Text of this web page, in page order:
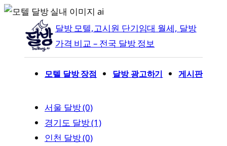
콘
달방 모텔,고시원 단기임대 월세, 달방
가격 비교 – 전국 달방 정보
모텔 달방 장점 달방 광고하기 게시판
서울 달방 (0)
경기도 달방 (1)
인천 달방 (0)